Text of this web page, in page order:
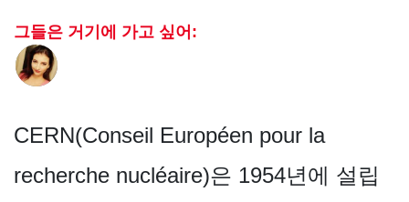
그들은 거기에 가고 싶어:
CERN(Conseil Européen pour la
recherche nucléaire)은 1954년에 설립